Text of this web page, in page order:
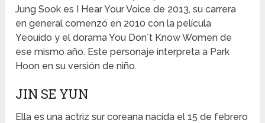
Jung Sook es I Hear Your Voice de 2013, su carrera
en general comenzó en 2010 con la película
Yeouido y el dorama You Don´t Know Women de
ese mismo año. Este personaje interpreta a Park
Hoon en su versión de niño.
JIN SE YUN
Ella es una actriz sur coreana nacida el 15 de febrero